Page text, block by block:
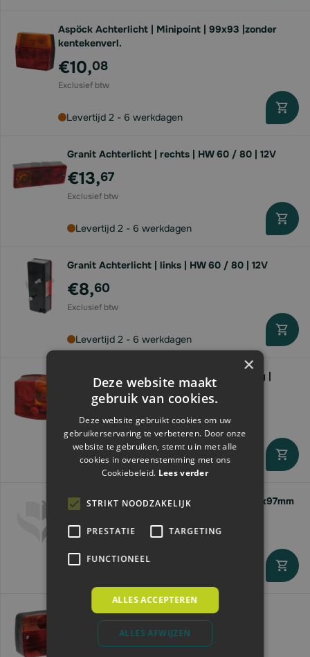
Aspöck Achterlicht | Minipoint | 99x93 |zonder
kentekenverl.
€10,08
Levertijd 2 - 6 werkdagen
Granit Achterlicht | rechts | HW 60 / 80 | 12V
€13,67
Levertijd 2 - 6 werkdagen
Granit Achterlicht | links | HW 60 / 80 | 12V
€8,60
Levertijd 2 - 6 werkdagen
Hella Achterlicht vierkant | klikbevestiging |
rechts
€17,
Direct leverbaar
Granit Achterlicht | vierkant | rechts | 104x97mm
€3,
Granit Achterlicht vierkant | schroef |
links/rechts
19
×
Deze website maakt
gebruik van cookies.
Deze website gebruikt cookies om uw
gebruikerservaring te verbeteren. Door onze
website te gebruiken, stemt u in met alle
cookies in overeenstemming met ons
Cookiebeleid. Lees verder
STRIKT NOODZAKELIJK
PRESTATIE TARGETING
FUNCTIONEEL
ALLES ACCEPTEREN
ALLES AFWIJZEN